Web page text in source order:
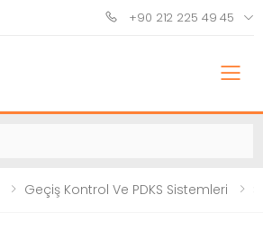
+90 212 225 49 45
Geçiş Kontrol Ve PDKS Sistemleri